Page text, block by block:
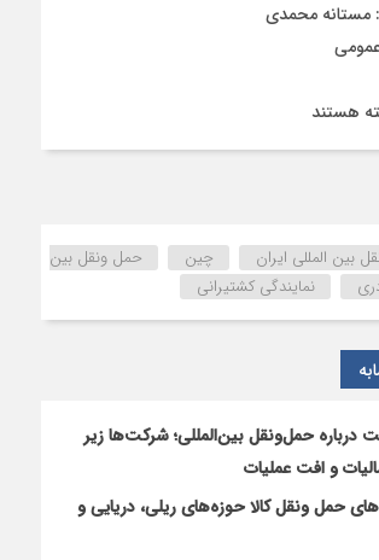
مستانه محمدی
هستند
بین المللی ایران چین
حمل ونقل بین
نمایندگی کشتیرانی
درباره حمل‌ونقل بین‌المللی؛ شرکت‌ها زیر
و افت عملیات
حمل ونقل کالا حوزه‌های ریلی، دریایی و